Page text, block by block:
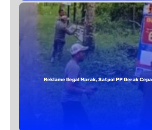
Reklame Ilegal Marak, Satpol PP Gerak